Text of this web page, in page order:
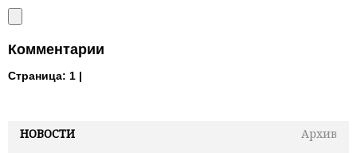
НОВОСТИ
Архив
Комментарии
Страница: 1 |